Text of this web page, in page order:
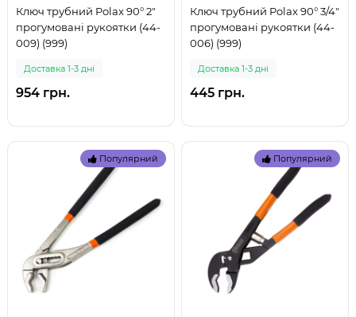
Ключ трубний Polax 90° 2"
прогумовані рукоятки (44-
009) (999)
Доставка 1-3 дні
954 грн.
Ключ трубний Polax 90° 3/4"
прогумовані рукоятки (44-
006) (999)
Доставка 1-3 дні
445 грн.
Популярний Популярний